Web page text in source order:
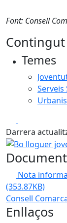
Font: Consell
Temes
Serveis
Darrera
Bo lloguer jove
Nota
(353.87KB)
Consell
Enllaços